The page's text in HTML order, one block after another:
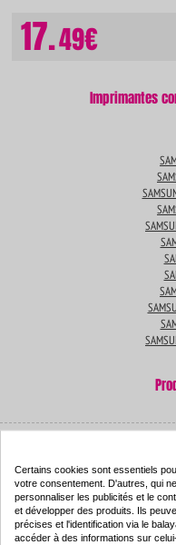
17.49€
Imprimantes
(12A1970/75)
Couleur : noir
Capacité :
ISO 9001 /
Certains cookies sont essentiels
votre consentement. D'autres, qui
personnaliser les publicités et le
et développer des produits. Ils
précises et l'identification via le
accéder à des informations sur